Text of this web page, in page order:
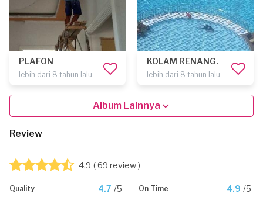
PLAFON
lebih dari 8 tahun lalu
KOLAM RENANG.
lebih dari 8 tahun lalu
Album Lainnya
Review
4.9 ( 69 review )
Quality 4.7 /5 On Time 4.9 /5